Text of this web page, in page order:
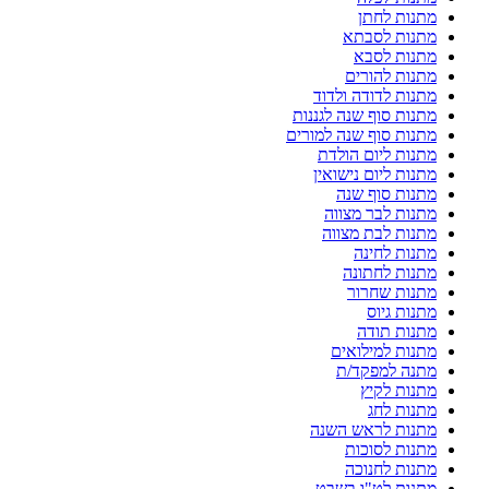
מתנות לחתן
מתנות לסבתא
מתנות לסבא
מתנות להורים
מתנות לדודה ולדוד
מתנות סוף שנה לגננות
מתנות סוף שנה למורים
מתנות ליום הולדת
מתנות ליום נישואין
מתנות סוף שנה
מתנות לבר מצווה
מתנות לבת מצווה
מתנות לחינה
מתנות לחתונה
מתנות שחרור
מתנות גיוס
מתנות תודה
מתנות למילואים
מתנה למפקד/ת
מתנות לקיץ
מתנות לחג
מתנות לראש השנה
מתנות לסוכות
מתנות לחנוכה